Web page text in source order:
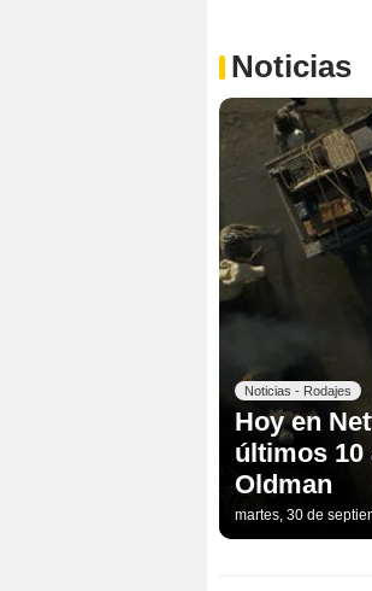
Noticias
Noticias - Rodajes
Hoy en
últimos 10
Oldman
martes, 30 de